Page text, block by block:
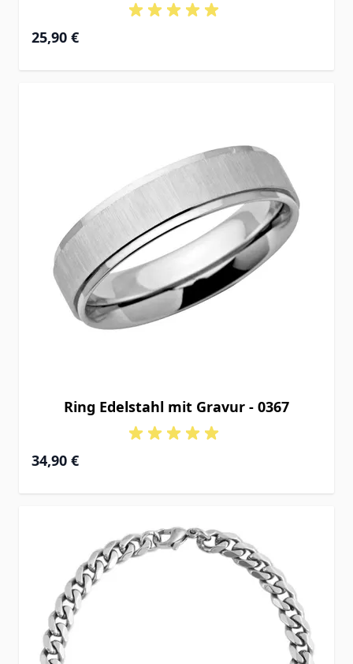
25,90 €
Ring Edelstahl mit Gravur - 0367
34,90 €